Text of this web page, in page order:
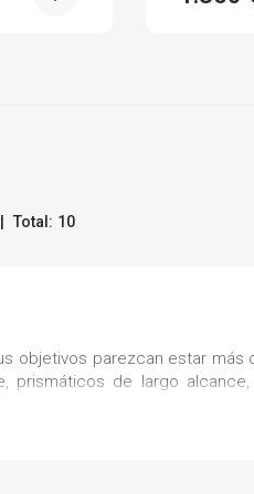
Total: 10
objetivos parezcan estar más
de largo
observación de aves o si los